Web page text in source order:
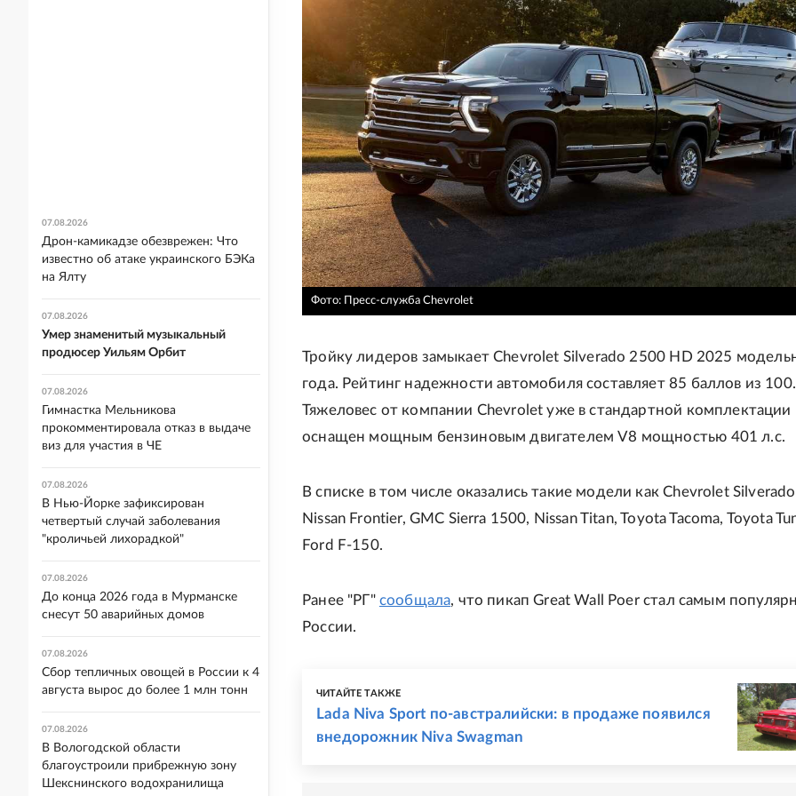
Фото: Пресс-служба Chevrolet
Тройку лидеров замыкает Chevrolet Silverado 2500 HD 2025
года. Рейтинг надежности автомобиля составляет 85 баллов из 100.
Тяжеловес от компании Chevrolet уже в стандартной комплектации
оснащен мощным бензиновым двигателем V8 мощностью 401 л.с.
В списке в том числе оказались такие модели как Chevrolet
Nissan Frontier, GMC Sierra 1500, Nissan Titan, Toyota Tacoma, Toyota
Ford F-150.
Ранее "РГ" сообщала, что пикап Great Wall Poer стал самым
России.
ЧИТАЙТЕ ТАКЖЕ
Lada Niva Sport по-австралийски: в продаже появился
внедорожник Niva Swagman
07.08.2026
Дрон-камикадзе обезврежен: Что
известно об атаке украинского БЭКа
на Ялту
07.08.2026
Умер знаменитый музыкальный
продюсер Уильям Орбит
07.08.2026
Гимнастка Мельникова
прокомментировала отказ в выдаче
виз для участия в ЧЕ
07.08.2026
В Нью-Йорке зафиксирован
четвертый случай заболевания
"кроличьей лихорадкой"
07.08.2026
До конца 2026 года в Мурманске
снесут 50 аварийных домов
07.08.2026
Сбор тепличных овощей в России к 4
августа вырос до более 1 млн тонн
07.08.2026
В Вологодской области
благоустроили прибрежную зону
Шекснинского водохранилища